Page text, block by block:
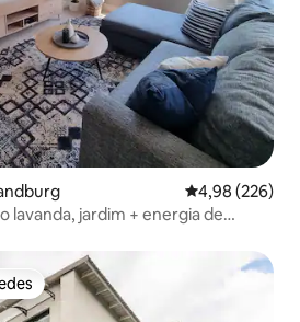
4,98 de uma
4,98 (226)
lavanda, jardim + energia de
dos hóspedes